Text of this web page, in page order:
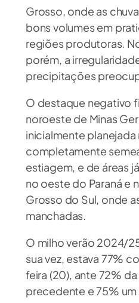
Grosso, onde as
bons volumes em
regiões produtoras.
porém, a
precipitações
O destaque negativo
noroeste de Minas
inicialmente planejada
completamente
estiagem, e de áreas
no oeste do Paraná e
Grosso do Sul, onde
manchadas.
O milho verão 2024/
sua vez, estava 77%
feira (20), ante 72% da
precedente e 75% um